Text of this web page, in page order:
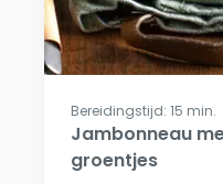
Bereidingstijd: 15 min.
Jambonneau
groentjes